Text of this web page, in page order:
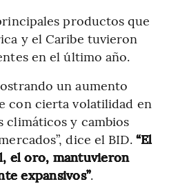
productos que
y el Caribe tuvieron
en el último año.
un aumento
con cierta volatilidad en
climáticos y cambios
dice el BID. “El
el oro, mantuvieron
expansivos”.